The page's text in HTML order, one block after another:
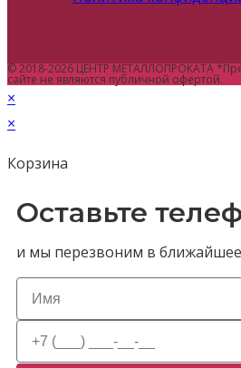
© 2018-2026 ЦЕНТР МЕТАЛЛОПРОКАТА
сайте не являются публичной офертой.
×
×
Корзина
Оставьте
и мы перезвоним в